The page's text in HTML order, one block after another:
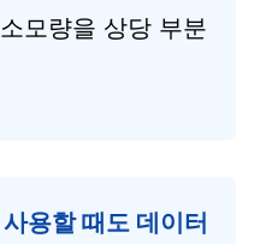
모량을 상당 부분
용할 때도 데이터